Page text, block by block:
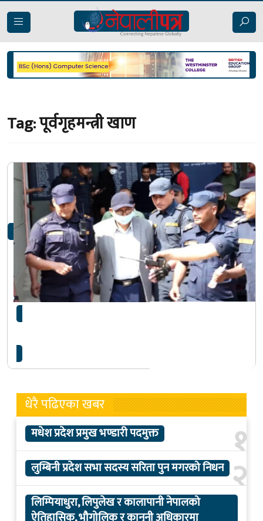
Tag:पूर्वगृहमन्त्री खाण
नक्कली भूटानी शरणार्थी प्रकरण: पूर्वगृहमन्त्री खाणका
तर्फको बहस जारी
धेरै पढिएका खबर
१
मधेश प्रदेश प्रमुख भण्डारी पदमुक्त
२
लुम्बिनी प्रदेश सभा सदस्य सरिता पुन मगरको निधन
लिम्पियाधुरा, लिपुलेख र कालापानी नेपालको